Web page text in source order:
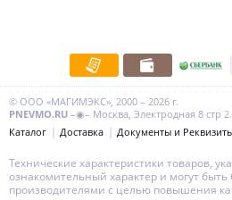
© ООО «МАГИМЭКС», 2000 – 2026 г.
PNEVMO.RU –◉– Москва, Электродная 8 стр
Каталог
Доставка Документы и
Технические характеристики товаров,
ознакомительный характер и могут
производителями с целью повышения